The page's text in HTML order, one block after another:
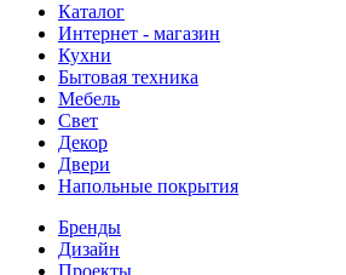
Каталог
Интернет - магазин
Кухни
Бытовая техника
Мебель
Свет
Декор
Двери
Напольные покрытия
Бренды
Дизайн
Проекты